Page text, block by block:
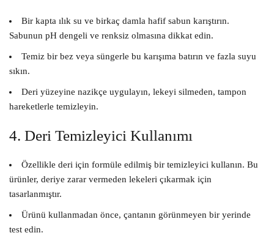
Bir kapta ılık su ve birkaç damla hafif sabun karıştırın.
Sabunun pH dengeli ve renksiz olmasına dikkat edin.
Temiz bir bez veya süngerle bu karışıma batırın ve fazla suyu
sıkın.
Deri yüzeyine nazikçe uygulayın, lekeyi silmeden, tampon
hareketlerle temizleyin.
4. Deri Temizleyici Kullanımı
Özellikle deri için formüle edilmiş bir temizleyici kullanın. Bu
ürünler, deriye zarar vermeden lekeleri çıkarmak için
tasarlanmıştır.
Ürünü kullanmadan önce, çantanın görünmeyen bir yerinde
test edin.